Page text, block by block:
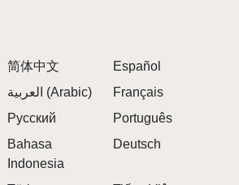
2.0は、改善されたビジュアル、
ニクス、およびより広範なサウン
供します。
简体中文
Español
العربية (Arabic)
Français
Русский
Português
Bahasa
Indonesia
Deutsch